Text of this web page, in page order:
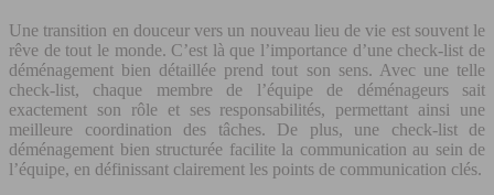
Une transition en douceur vers un nouveau lieu de vie est souvent le
rêve de tout le monde. C’est là que l’importance d’une check-list de
déménagement bien détaillée prend tout son sens. Avec une telle
check-list, chaque membre de l’équipe de déménageurs sait
exactement son rôle et ses responsabilités, permettant ainsi une
meilleure coordination des tâches. De plus, une check-list de
déménagement bien structurée facilite la communication au sein de
l’équipe, en définissant clairement les points de communication clés.